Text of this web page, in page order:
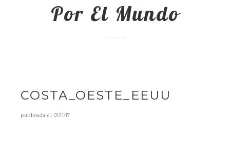
Por El Mundo
COSTA_OESTE_EEUU
publicada el 01/11/17